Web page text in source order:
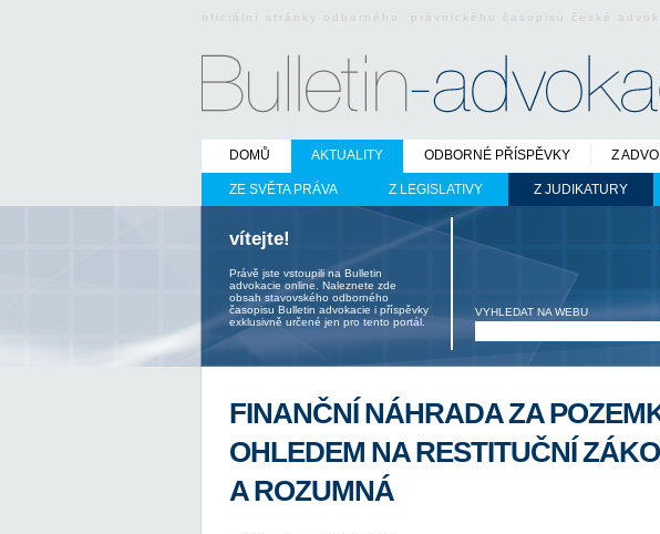
oficiální stránky odborného právnického časopisu české
DOMŮ AKTUALITY
ZE SVĚTA PRÁVA Z LEGISLATIVY Z JUDIKATURY
ODBORNÉ PŘÍSPĚVKY Z
vítejte!
Právě jste vstoupili na Bulletin
advokacie online. Naleznete zde
obsah stavovského odborného
časopisu Bulletin advokacie i příspěvky
exklusivně určené jen pro tento portál.
VYHLEDAT NA WEBU
FINANČNÍ NÁHRADA ZA
OHLEDEM NA RESTITUČNÍ
A ROZUMNÁ